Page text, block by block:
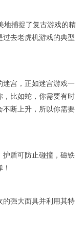
地捕捉了复古游戏的精
去老虎机游戏的典型
宫，正如迷宫游戏一
比如蛇，你需要有时
不断上升，所以你需要
盾可防止碰撞，磁铁
的强大面具并利用其特